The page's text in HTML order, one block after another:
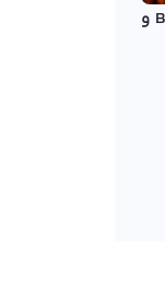
خرید بیت کوین توسط ناکاموتو با تصاحب BTC Inc و